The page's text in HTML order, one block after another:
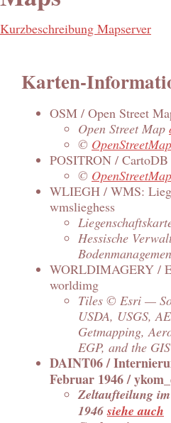
Kurzbeschreibung Mapserver
Karten-
OSM / Open Street
Open Street Map
©
POSITRON /
© OpenStreetMap
WLIEGH / WMS:
wmslieghess
Hessische
WORLDIMAGERY /
worldimg
Tiles © Esri —
USDA, USGS,
Getmapping,
EGP, and the
DAINT06 /
Februar 1946 /
Zeltaufteilung
1946siehe auch